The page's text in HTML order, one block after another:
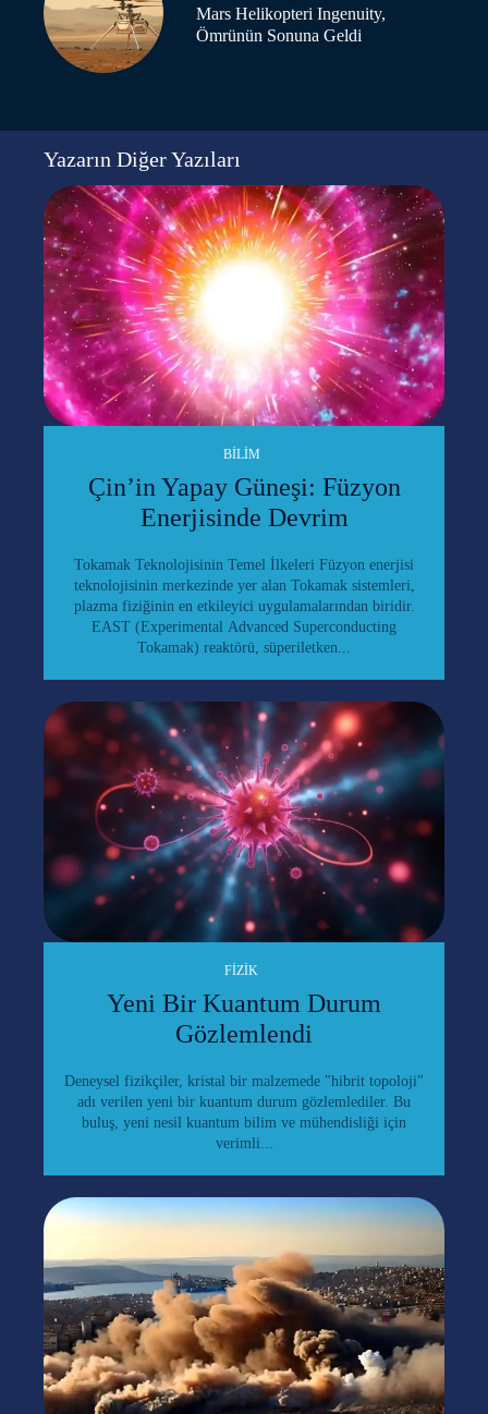
Mars Helikopteri Ingenuity,
Ömrünün Sonuna Geldi
Yazarın Diğer Yazıları
BILIM
Çin’in Yapay Güneşi: Füzyon
Enerjisinde Devrim
Tokamak Teknolojisinin Temel İlkeleri Füzyon enerjisi
teknolojisinin merkezinde yer alan Tokamak sistemleri,
plazma fiziğinin en etkileyici uygulamalarından biridir.
EAST (Experimental Advanced Superconducting
Tokamak) reaktörü, süperiletken...
FIZIK
Yeni Bir Kuantum Durum
Gözlemlendi
Deneysel fizikçiler, kristal bir malzemede "hibrit topoloji"
adı verilen yeni bir kuantum durum gözlemlediler. Bu
buluş, yeni nesil kuantum bilim ve mühendisliği için
verimli...